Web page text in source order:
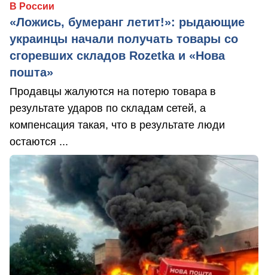
В России
«Ложись, бумеранг летит!»: рыдающие
украинцы начали получать товары со
сгоревших складов Rozetka и «Нова
пошта»
Продавцы жалуются на потерю товара в
результате ударов по складам сетей, а
компенсация такая, что в результате люди
остаются ...